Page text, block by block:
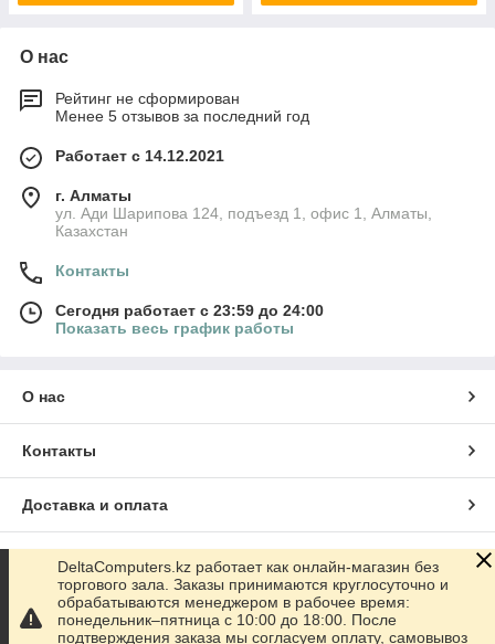
О нас
Рейтинг не сформирован
Менее 5 отзывов за последний год
Работает с 14.12.2021
г. Алматы
ул. Ади Шарипова 124, подъезд 1, офис 1, Алматы,
Казахстан
Контакты
Сегодня работает с 23:59 до 24:00
Показать весь график работы
О нас
Контакты
Доставка и оплата
График работы
Полная версия сайта
DeltaComputers.kz работает как онлайн-магазин без
торгового зала. Заказы принимаются круглосуточно и
обрабатываются менеджером в рабочее время:
понедельник–пятница с 10:00 до 18:00. После
подтверждения заказа мы согласуем оплату, самовывоз